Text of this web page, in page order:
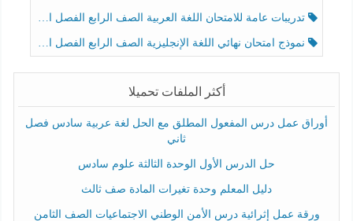
تدريبات عامة للامتحان اللغة العربية الصف الرابع الفصل الثالث
نموذج امتحان نهائي اللغة الإنجليزية الصف الرابع الفصل الثالث
أكثر الملفات تحميلا
أوراق عمل درس المفعول المطلق مع الحل لغة عربية سادس فصل
ثاني
حل الدرس الأول الوحدة الثالثة علوم سادس
دليل المعلم وحدة تغيرات المادة صف ثالث
ورقة عمل إثرائية درس الأمن الوطني الاجتماعيات الصف الثامن